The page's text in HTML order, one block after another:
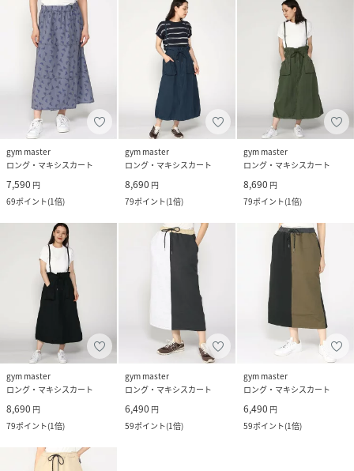
gym master
ロング・マキシスカート
7,590 円
69ポイント(1倍)
gym master
ロング・マキシスカート
8,690 円
79ポイント(1倍)
gym master
ロング・マキシスカート
8,690 円
79ポイント(1倍)
gym master
ロング・マキシスカート
8,690 円
79ポイント(1倍)
gym master
ロング・マキシスカート
6,490 円
59ポイント(1倍)
gym master
ロング・マキシスカート
6,490 円
59ポイント(1倍)